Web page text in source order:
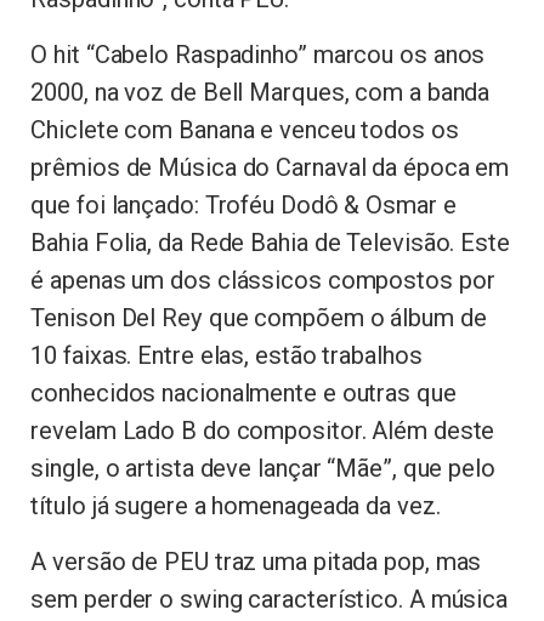
O hit “Cabelo Raspadinho” marcou os anos
2000, na voz de Bell Marques, com a banda
Chiclete com Banana e venceu todos os
prêmios de Música do Carnaval da época em
que foi lançado: Troféu Dodô & Osmar e
Bahia Folia, da Rede Bahia de Televisão. Este
é apenas um dos clássicos compostos por
Tenison Del Rey que compõem o álbum de
10 faixas. Entre elas, estão trabalhos
conhecidos nacionalmente e outras que
revelam Lado B do compositor. Além deste
single, o artista deve lançar “Mãe”, que pelo
título já sugere a homenageada da vez.
A versão de PEU traz uma pitada pop, mas
sem perder o swing característico. A música